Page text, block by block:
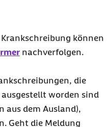
können
nachverfolgen.
die
worden sind
aus dem Ausland),
Geht die Meldung